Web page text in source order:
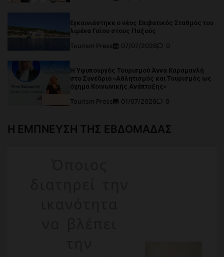
Εγκαινιάστηκε ο νέος Επιβατικός Σταθμός του
λιμένα Γαΐου στους Παξούς
Tourism Press
07/07/2026 0
Η Υφυπουργός Τουρισμού Άννα Καραμανλή
στο Συνέδριο «Αθλητισμός και Τουρισμός ως
όχημα Κοινωνικής Ανάπτυξης»
Tourism Press
01/07/2026 0
Η ΕΜΠΝΕΥΣΗ ΤΗΣ ΕΒΔΟΜΑΔΑΣ